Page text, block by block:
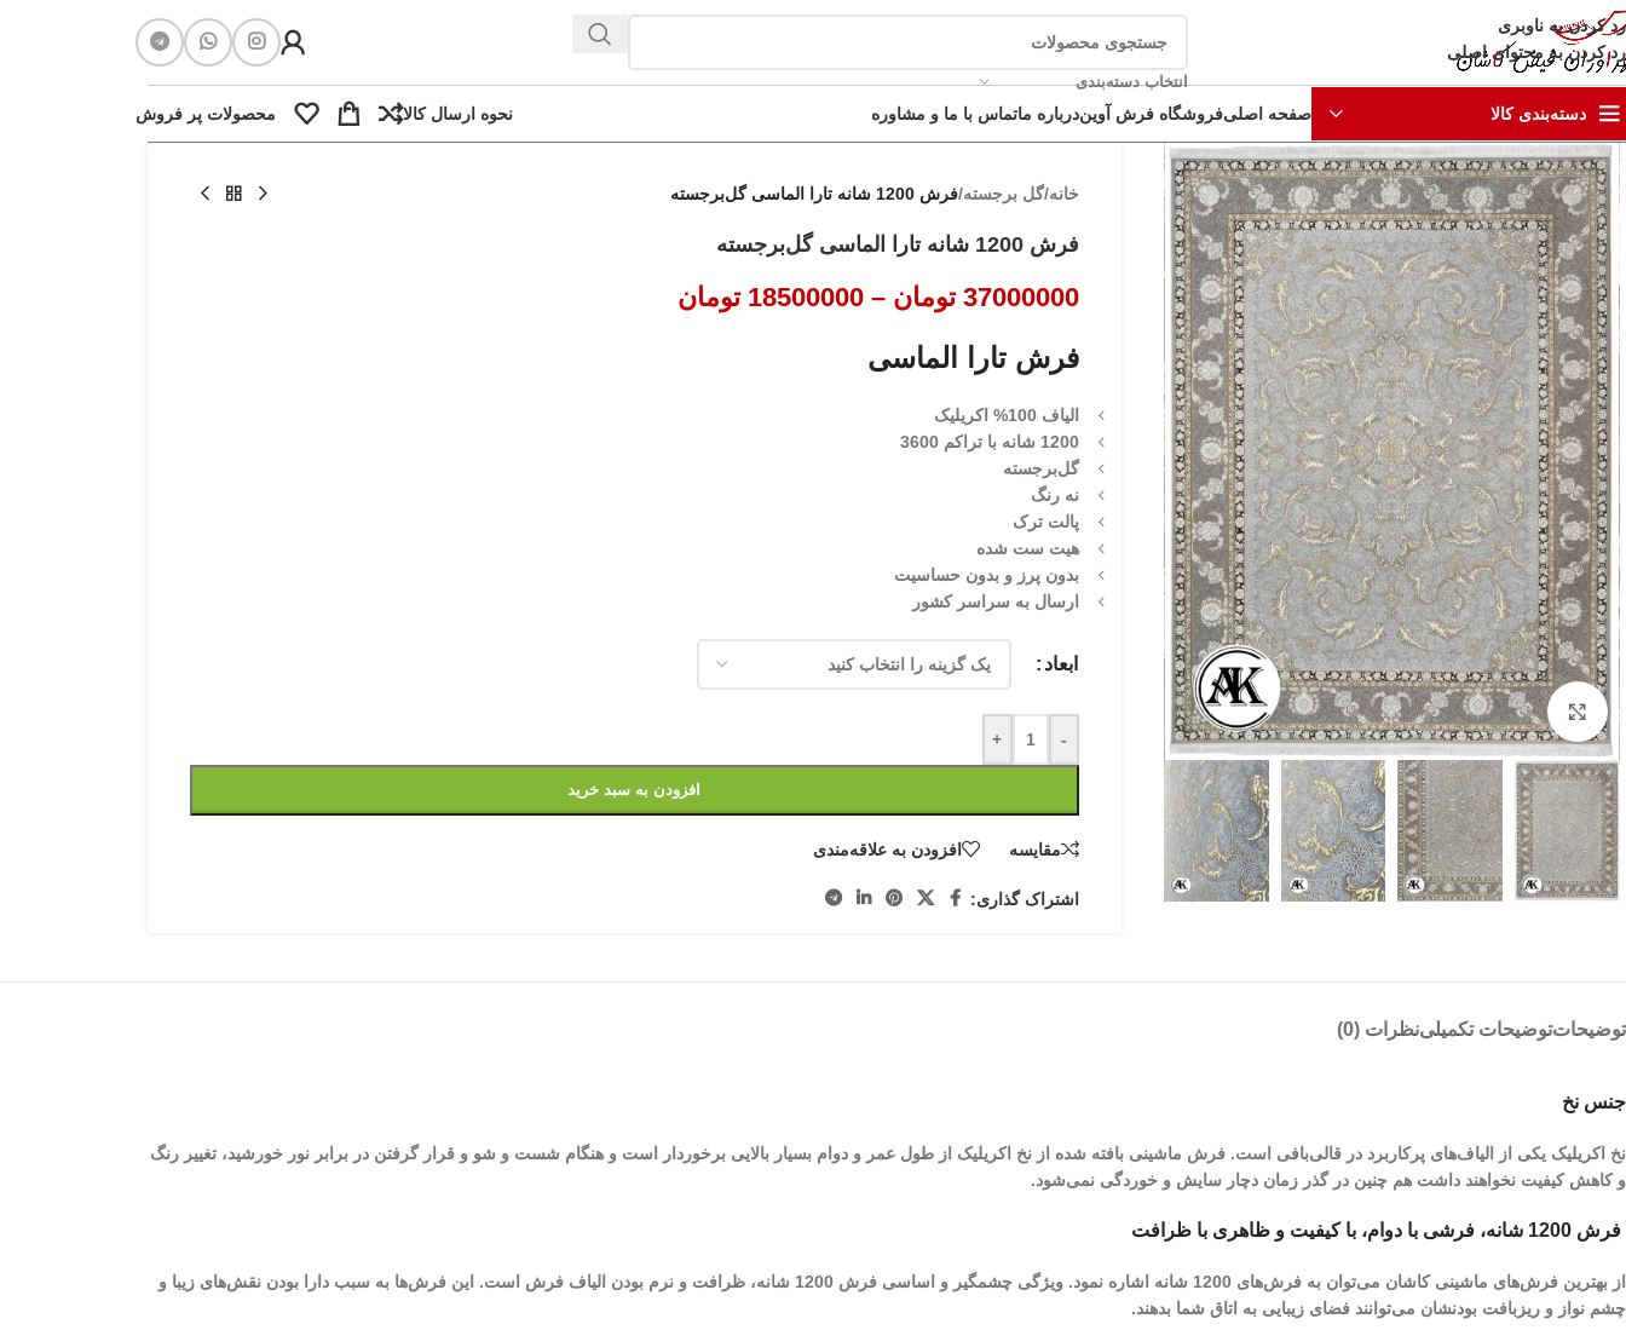
رد کردن به ناوبری
رد کردن به محتوای اصلی
انتخاب دسته‌بندی
دسته‌بندی کالا صفحه اصلیفروشگاه فرش آویندرباره ماتماس با ما و مشاوره نحوه ارسال کالا محصولات پر فروش
بزرگنمایی تصویر
خانه/گل برجسته/فرش 1200 شانه تارا الماسی گل‌برجسته
فرش 1200 شانه تارا الماسی گل‌برجسته
37000000 تومان –
18500000 تومان
فرش تارا الماسی
الیاف 100% اکریلیک
1200 شانه با تراکم 3600
گل‌برجسته
نه رنگ
پالت ترک
هیت ست شده
بدون پرز و بدون حساسیت
ارسال به سراسر کشور
ابعاد
-
+
افزودن به سبد خرید
مقایسه افزودن به علاقه‌مندی
اشتراک گذاری:
توضیحاتتوضیحات تکمیلینظرات (0)
جنس نخ
نخ اکریلیک یکی از الیاف­‌های پرکاربرد در قالی‌بافی است. فرش ماشینی بافته شده از نخ اکریلیک از طول عمر و دوام بسیار بالایی برخوردار است و هنگام شست و شو و قرار گرفتن در برابر نور خورشید، تغییر رنگ
و کاهش کیفیت نخواهند داشت هم چنین در گذر زمان دچار سایش و خوردگی نمی‌شود.
فرش 1200 شانه، فرشی با دوام، با کیفیت و ظاهری با ظرافت
از بهترین فرش‌های ماشینی کاشان می‌توان به فرش‌های 1200 شانه اشاره نمود. ویژگی چشمگیر و اساسی فرش 1200 شانه، ظرافت و نرم بودن الیاف فرش است. این فرش‌ها به سبب دارا بودن نقش‌های زیبا و
چشم نواز و ریز‌بافت بودنشان می‌توانند فضای زیبایی به اتاق شما بدهند.